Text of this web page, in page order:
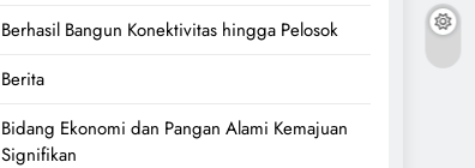
Berhasil Bangun Konektivitas hingga Pelosok
Berita
Bidang Ekonomi dan Pangan Alami Kemajuan
Signifikan